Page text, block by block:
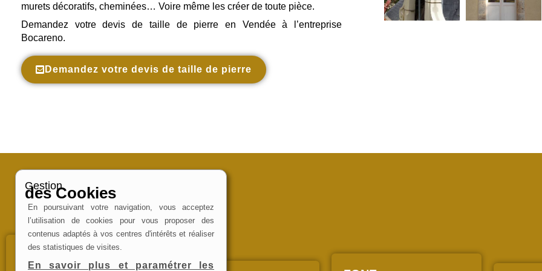
murets décoratifs, cheminées… Voire même les créer de toute pièce.
Demandez votre devis de taille de pierre en Vendée à l’entreprise
Bocareno.
Demandez votre devis de taille de pierre
NOS SERVICES
Gestion
des Cookies
En poursuivant votre navigation, vous acceptez
l’utilisation de cookies pour vous proposer des
contenus adaptés à vos centres d'intérêts et réaliser
des statistiques de visites.
En savoir plus et paramétrer les